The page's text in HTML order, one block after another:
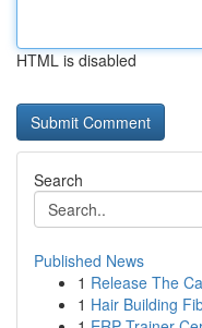
HTML is disabled
Search
Published News
1 Release The
1 Hair Building